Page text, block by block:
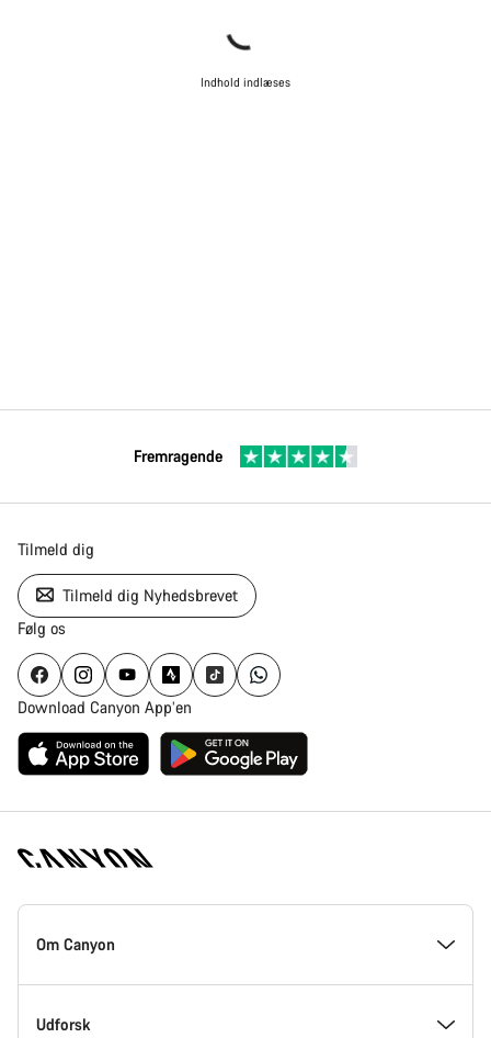
Indhold indlæses
Fremragende
Tilmeld dig
Tilmeld dig Nyhedsbrevet
Følg os
Download Canyon App’en
Canyon
Hjemmeside
Om Canyon
Kom med indenfor hos Canyon
Udforsk